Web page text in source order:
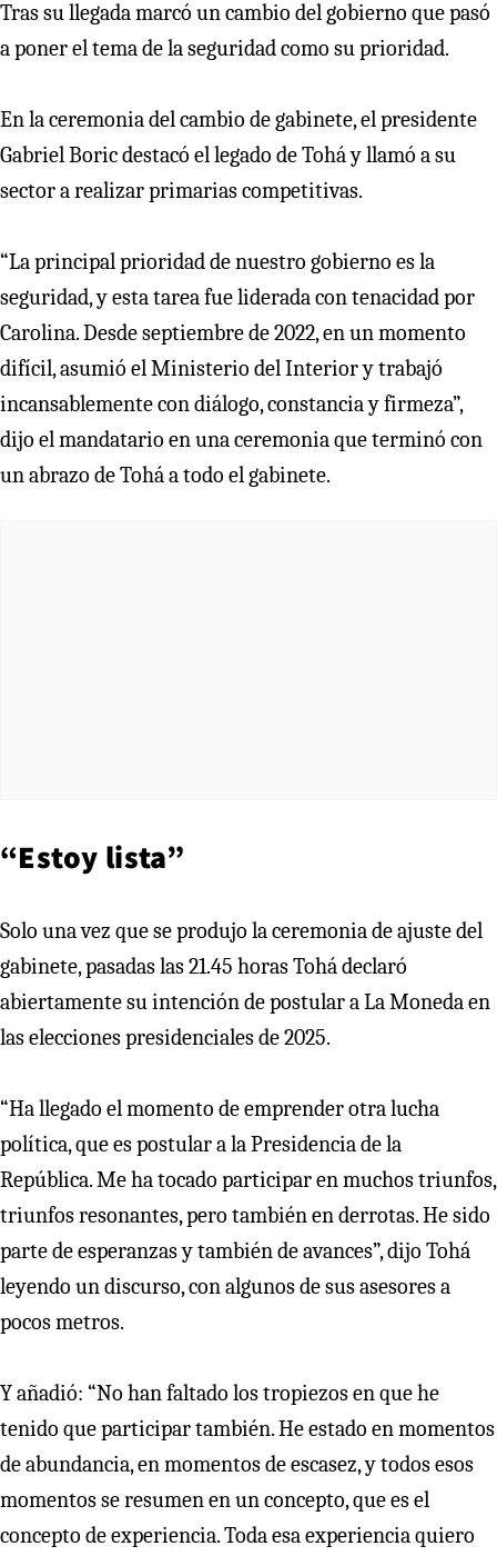
Tras su llegada marcó un cambio del gobierno que pasó
a poner el tema de la seguridad como su prioridad.
En la ceremonia del cambio de gabinete, el presidente
Gabriel Boric destacó el legado de Tohá y llamó a su
sector a realizar primarias competitivas.
“La principal prioridad de nuestro gobierno es la
seguridad, y esta tarea fue liderada con tenacidad por
Carolina. Desde septiembre de 2022, en un momento
difícil, asumió el Ministerio del Interior y trabajó
incansablemente con diálogo, constancia y firmeza”,
dijo el mandatario en una ceremonia que terminó con
un abrazo de Tohá a todo el gabinete.
“Estoy lista”
Solo una vez que se produjo la ceremonia de ajuste del
gabinete, pasadas las 21.45 horas Tohá declaró
abiertamente su intención de postular a La Moneda en
las elecciones presidenciales de 2025.
“Ha llegado el momento de emprender otra lucha
política, que es postular a la Presidencia de la
República. Me ha tocado participar en muchos triunfos,
triunfos resonantes, pero también en derrotas. He sido
parte de esperanzas y también de avances”, dijo Tohá
leyendo un discurso, con algunos de sus asesores a
pocos metros.
Y añadió: “No han faltado los tropiezos en que he
tenido que participar también. He estado en momentos
de abundancia, en momentos de escasez, y todos esos
momentos se resumen en un concepto, que es el
concepto de experiencia. Toda esa experiencia quiero